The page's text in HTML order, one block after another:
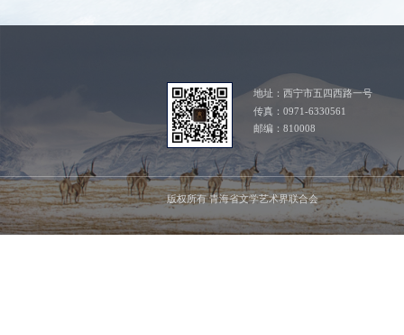
地址：西宁市五四西路一号
传真：0971-6330561
邮编：810008
版权所有 青海省文学艺术界联合会